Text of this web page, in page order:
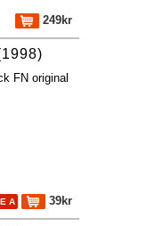
249kr
FN original
A 39kr